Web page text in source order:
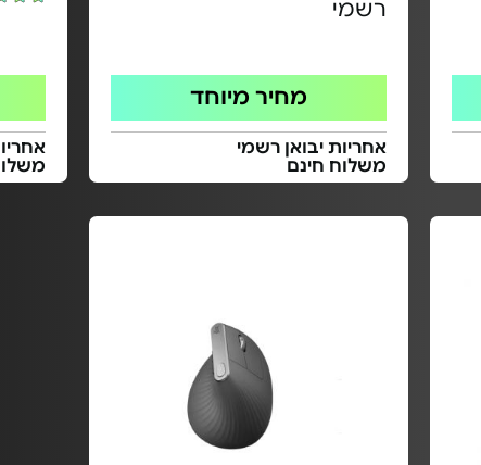
רשמי
מחיר מיוחד
אחריות יבואן רשמי
משלוח חינם